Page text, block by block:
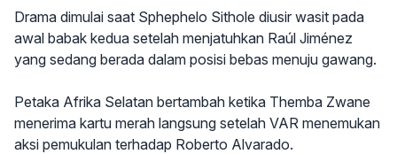
Drama dimulai saat Sphephelo Sithole diusir wasit pada
awal babak kedua setelah menjatuhkan Raúl Jiménez
yang sedang berada dalam posisi bebas menuju gawang.
Petaka Afrika Selatan bertambah ketika Themba Zwane
menerima kartu merah langsung setelah VAR menemukan
aksi pemukulan terhadap Roberto Alvarado.